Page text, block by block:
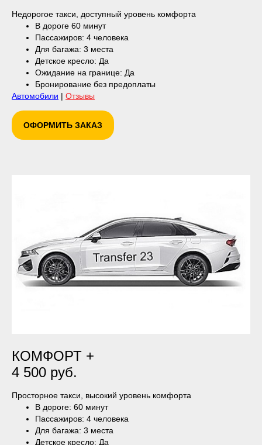
Недорогое такси, доступный уровень комфорта
В дороге 60 минут
Пассажиров: 4 человека
Для багажа: 3 места
Детское кресло: Да
Ожидание на границе: Да
Бронирование без предоплаты
Автомобили | Отзывы
ОФОРМИТЬ ЗАКАЗ
КОМФОРТ +
4 500 руб.
Просторное такси, высокий уровень комфорта
В дороге: 60 минут
Пассажиров: 4 человека
Для багажа: 3 места
Детское кресло: Да